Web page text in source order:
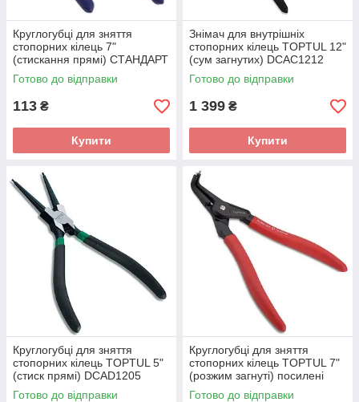
Круглогубці для зняття
стопорних кілець 7"
(стискання прямі) СТАНДАРТ
CPIS0107
Готово до відправки
113 ₴
Купити
Знімач для внутрішніх
стопорних кілець TOPTUL 12"
(сум загнутих) DCAC1212
Готово до відправки
1 399 ₴
Купити
Круглогубці для зняття
стопорних кілець TOPTUL 5"
(стиск прямі) DCAD1205
Готово до відправки
Круглогубці для зняття
стопорних кілець TOPTUL 7"
(розжим загнуті) посилені
DCBA1307
Готово до відправки